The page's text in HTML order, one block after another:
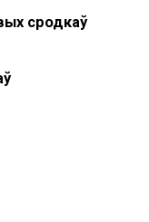
сродкаў